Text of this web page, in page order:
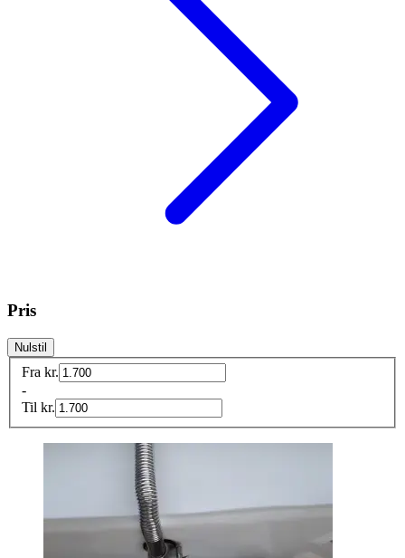
Pris
Nulstil
Fra kr.
-
Til kr.